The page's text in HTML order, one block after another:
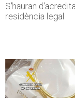
S'hauran
residència legal